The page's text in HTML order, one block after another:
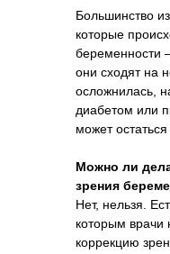
Большинство
которые
беременности
они сходят на
осложнилась,
диабетом или
может
Можно ли
зрения
Нет, нельзя.
которым врачи
коррекцию